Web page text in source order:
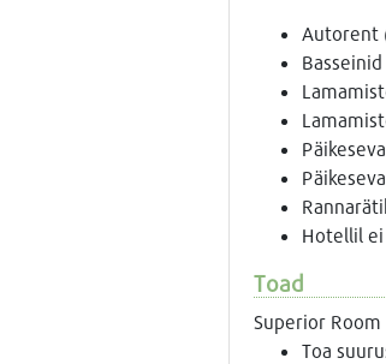
Autorent
Basseinid
Hotellil
Toad
Superior Room
Toa